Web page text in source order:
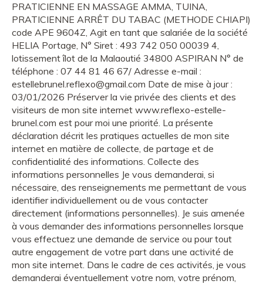
PRATICIENNE EN MASSAGE AMMA, TUINA,
PRATICIENNE ARRÊT DU TABAC (METHODE CHIAPI)
code APE 9604Z, Agit en tant que salariée de la société
HELIA Portage, N° Siret : 493 742 050 00039 4,
lotissement îlot de la Malaoutié 34800 ASPIRAN N° de
téléphone : 07 44 81 46 67/ Adresse e-mail :
estellebrunel.reflexo@gmail.com Date de mise à jour :
03/01/2026 Préserver la vie privée des clients et des
visiteurs de mon site internet www.reflexo-estelle-
brunel.com est pour moi une priorité. La présente
déclaration décrit les pratiques actuelles de mon site
internet en matière de collecte, de partage et de
confidentialité des informations. Collecte des
informations personnelles Je vous demanderai, si
nécessaire, des renseignements me permettant de vous
identifier individuellement ou de vous contacter
directement (informations personnelles). Je suis amenée
à vous demander des informations personnelles lorsque
vous effectuez une demande de service ou pour tout
autre engagement de votre part dans une activité de
mon site internet. Dans le cadre de ces activités, je vous
demanderai éventuellement votre nom, votre prénom,